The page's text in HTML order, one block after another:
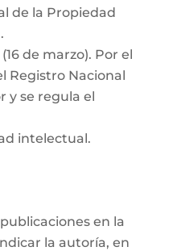
de la Propiedad
de marzo). Por el
Registro Nacional
y se regula el
intelectual.
en la
la autoría, en